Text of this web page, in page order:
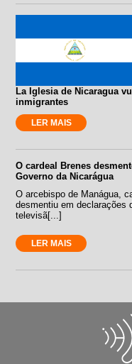
La Iglesia de Nicaragua
inmigrantes
LER MAIS
O cardeal Brenes
Governo da Nicarágua
O arcebispo de Manágua,
desmentiu em declarações
televisã[...]
LER MAIS